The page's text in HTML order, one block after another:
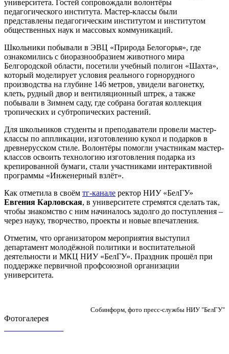
университета. Гостей сопровождали волонтёры
педагогического института. Мастер-классы были
представлены педагогическим институтом и институтом
общественных наук и массовых коммуникаций.
Школьники побывали в ЭВЦ «Природа Белогорья», где
ознакомились с биоразнообразием животного мира
Белгородской области, посетили учебный полигон «Шахта»,
который моделирует условия реального горнорудного
производства на глубине 146 метров, увидели вагонетку,
клеть, рудный двор и вентиляционный штрек, а также
побывали в Зимнем саду, где собрана богатая коллекция
тропических и субтропических растений.
Для школьников студенты и преподаватели провели мастер-
классы по аппликации, изготовлению кукол и подарков в
древнерусском стиле. Волонтёры помогли участникам мастер-
классов освоить технологию изготовления подарка из
крепированной бумаги, стали участниками интерактивной
программы «Инженерный взлёт».
Как отметила в своём тг-канале ректор НИУ «БелГУ»
Евгения Карловская, в университете стремятся сделать так,
чтобы знакомство с ним начиналось задолго до поступления –
через науку, творчество, проекты и новые впечатления.
Отметим, что организатором мероприятия выступил
департамент молодёжной политики и воспитательной
деятельности и МКЦ НИУ «БелГУ». Праздник прошёл при
поддержке первичной профсоюзной организации
университета.
Собинформ, фото пресс-службы НИУ "БелГУ"
Фотогалерея